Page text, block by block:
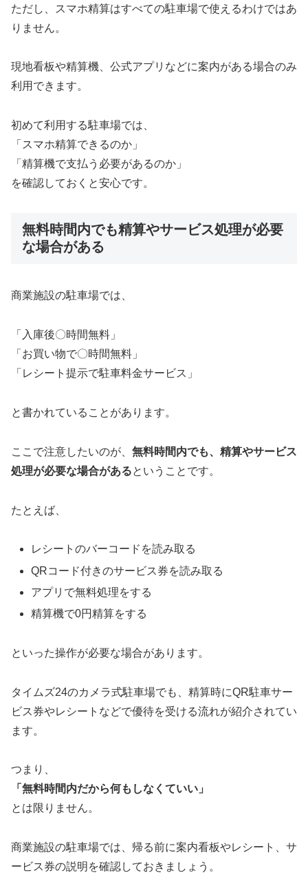
ただし、スマホ精算はすべての駐車場で使えるわけではあ
りません。
現地看板や精算機、公式アプリなどに案内がある場合のみ
利用できます。
初めて利用する駐車場では、
「スマホ精算できるのか」
「精算機で支払う必要があるのか」
を確認しておくと安心です。
無料時間内でも精算やサービス処理が必要
な場合がある
商業施設の駐車場では、
「入庫後〇時間無料」
「お買い物で〇時間無料」
「レシート提示で駐車料金サービス」
と書かれていることがあります。
ここで注意したいのが、 無料時間内でも、精算やサービス
処理が必要な場合があるということです。
たとえば、
レシートのバーコードを読み取る
QRコード付きのサービス券を読み取る
アプリで無料処理をする
精算機で0円精算をする
といった操作が必要な場合があります。
タイムズ24のカメラ式駐車場でも、精算時にQR駐車サー
ビス券やレシートなどで優待を受ける流れが紹介されてい
ます。
つまり、
「無料時間内だから何もしなくていい」
とは限りません。
商業施設の駐車場では、帰る前に案内看板やレシート、サ
ービス券の説明を確認しておきましょう。